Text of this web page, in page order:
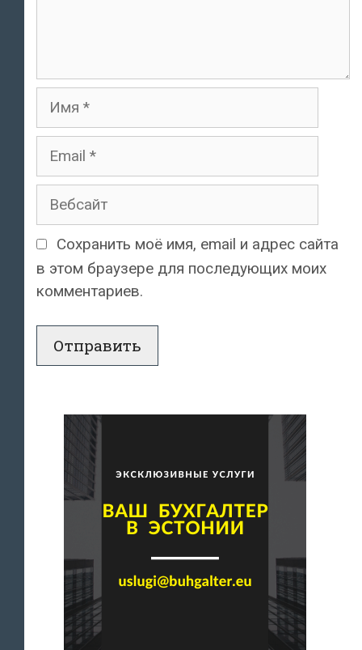
Имя
Email
Вебсайт
Сохранить моё имя, email и адрес сайта
в этом браузере для последующих моих
комментариев.